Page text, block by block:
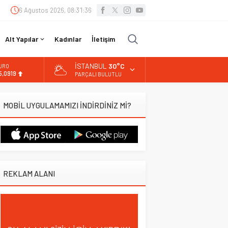
6 Ağustos 2026, 08:31:37
Alt Yapılar Kadınlar İletişim
İSTANBUL 30°C
PARÇALI BULUTLU
MOBİL UYGULAMAMIZI İNDİRDİNİZ Mİ?
REKLAM ALANI